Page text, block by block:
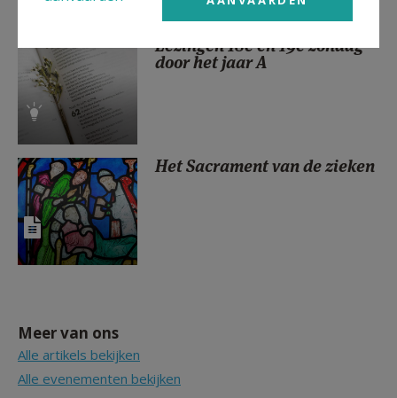
Lezingen 18e en 19e zondag
door het jaar A
Het Sacrament van de zieken
Meer van ons
Alle artikels bekijken
Alle evenementen bekijken